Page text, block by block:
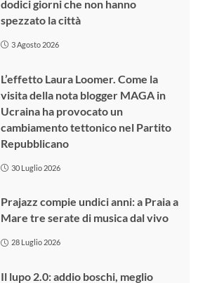
dodici giorni che non hanno
spezzato la città
3 Agosto 2026
L’effetto Laura Loomer. Come la
visita della nota blogger MAGA in
Ucraina ha provocato un
cambiamento tettonico nel Partito
Repubblicano
30 Luglio 2026
Prajazz compie undici anni: a Praia a
Mare tre serate di musica dal vivo
28 Luglio 2026
Il lupo 2.0: addio boschi, meglio